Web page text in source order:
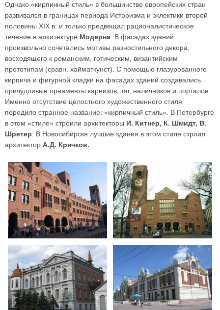
Однако «кирпичный стиль» в большинстве европейских стран
развивался в границах периода Историзма и эклектики второй
половины XIX в. и только предвещал рационалистическое
течение в архитектуре Модерна . В фасадах зданий
произвольно сочетались мотивы разностильного декора,
восходящего к романским, готическим, византийским
прототипам (сравн. хайматкунст). С помощью глазурованного
кирпича и фигурной кладки на фасадах зданий создавались
причудливые орнаменты карнизов, тяг, наличников и порталов.
Именно отсутствие целостного художественного стиля
породило странное название: «кирпичный стиль». В Петербурге
в этом «стиле» строили архитекторы И. Китнер, К. Шмидт, В.
Шретер . В Новосибирске лучшие здания в этом стиле строил
архитектор А.Д. Крячков.